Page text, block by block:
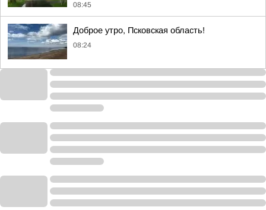
08:45
Доброе утро, Псковская область!
08:24